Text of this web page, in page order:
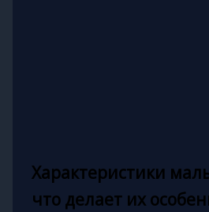
Характеристики
что делает их